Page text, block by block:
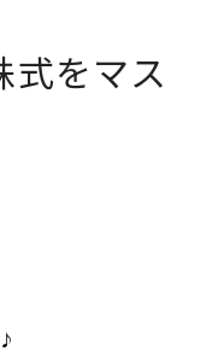
式をマス